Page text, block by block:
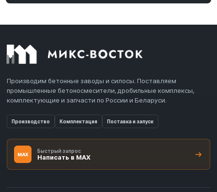
Производим бетонные заводы и силосы. Поставляем
промышленные бетоносмесители, дробильные комплексы,
комплектующие и запчасти по России и Беларуси.
Производство Комплектация Поставка и запуск
MAX
Быстрый запрос
Написать в MAX